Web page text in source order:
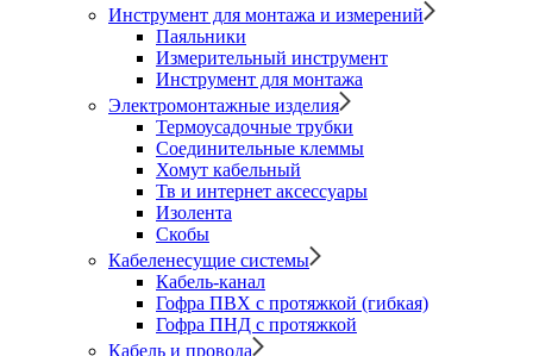
Инструмент для монтажа и измерений
Паяльники
Измерительный инструмент
Инструмент для монтажа
Электромонтажные изделия
Термоусадочные трубки
Соединительные клеммы
Хомут кабельный
Тв и интернет аксессуары
Изолента
Скобы
Кабеленесущие системы
Кабель-канал
Гофра ПВХ с протяжкой (гибкая)
Гофра ПНД с протяжкой
Кабель и провода